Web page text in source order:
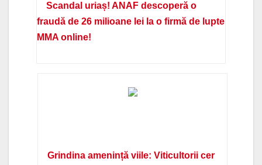
Scandal uriaș! ANAF descoperă o
fraudă de 26 milioane lei la o firmă de lupte
MMA online!
Grindina amenință viile: Viticultorii cer